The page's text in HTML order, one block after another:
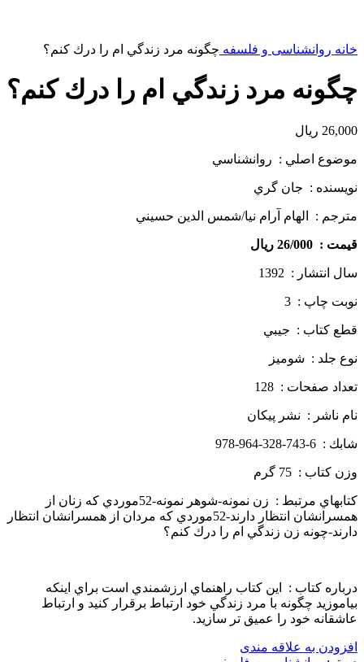
خانه روانشناسی و فلسفه چگونه مرد زندگي ام را درك كنم؟
چگونه مرد زندگي ام را درك كنم؟
26,000 ریال
موضوع اصلي : روانشناسي
نويسنده : جان گري
مترجم : الهام آرام نيا/شمس الدين حسيني
قيمت : 26/000 ريال
سال انتشار : 1392
نوبت چاپ : 3
قطع كتاب : جيبي
نوع جلد : شوميز
تعداد صفحات : 128
نام ناشر : نشر پيكان
شابك : 6-743-328-964-978
وزن كتاب : 75 گرم
كتابهاي مرتبط : زن نمونه-شوهر نمونه-52موردي كه زنان از
همسرانشان انتظار دارند-52موردي كه مردان از همسرانشان انتظار
دارند-چونه زن زندگي ام را درك كنم؟
درباره كتاب : اين كتاب راهنماي ارزشمندي است براي اينكه
بياموزيد چگونه با مرد زندگي خود ارتباط برقرار كنيد و ارتباط
عاشقانه خود را عميق تر سازيد.
افزودن به علاقه مندی